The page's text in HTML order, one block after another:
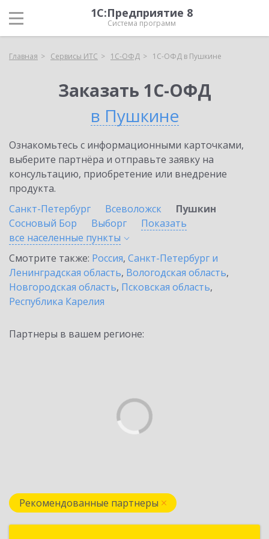
1С:Предприятие 8
Система программ
Главная Сервисы ИТС 1С-ОФД 1С-ОФД в Пушкине
Заказать 1С-ОФД
в Пушкине
Ознакомьтесь с информационными карточками,
выберите партнёра и отправьте заявку на
консультацию, приобретение или внедрение
продукта.
Санкт-Петербург
Всеволожск
Пушкин
Сосновый Бор
Выборг
Показать
все населенные пункты
Смотрите также: Россия, Санкт-Петербург и
Ленинградская область, Вологодская область,
Новгородская область, Псковская область,
Республика Карелия
Партнеры в вашем регионе:
Рекомендованные партнеры